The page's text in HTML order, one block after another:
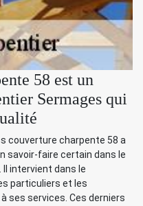
58 est un
Sermages qui
couverture charpente 58 a
savoir-faire certain dans le
intervient dans le
particuliers et les
ses services. Ces derniers